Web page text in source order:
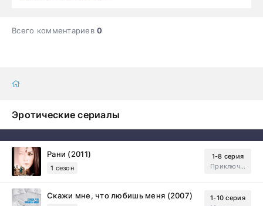
Всего комментариев0
Эротические сериалы
Рани (2011)
1 сезон
1-8 серия
Приключения, Зарубежный, Мелодрама
Скажи мне, что любишь меня (2007)
1-10 серия